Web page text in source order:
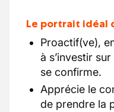
Le portrait idéal
Proactif(ve),
à s’investir
se confirme.
Apprécie le
de prendre la